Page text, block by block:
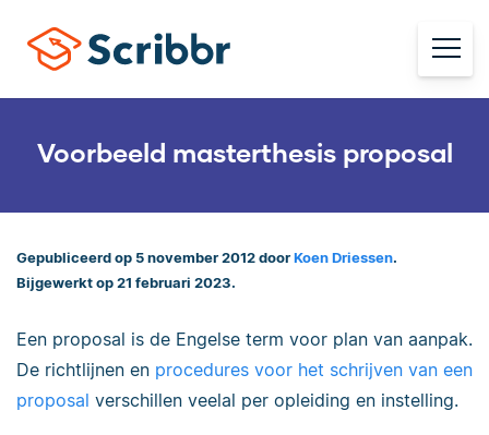
Voorbeeld masterthesis proposal
Gepubliceerd op 5 november 2012 door Koen Driessen.
Bijgewerkt op 21 februari 2023.
Een proposal is de Engelse term voor plan van aanpak.
De richtlijnen en procedures voor het schrijven van een
proposal verschillen veelal per opleiding en instelling.